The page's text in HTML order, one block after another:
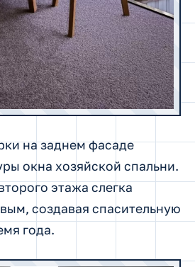
на заднем фасаде
окна хозяйской спальни.
этажа слегка
создавая спасительную
года.